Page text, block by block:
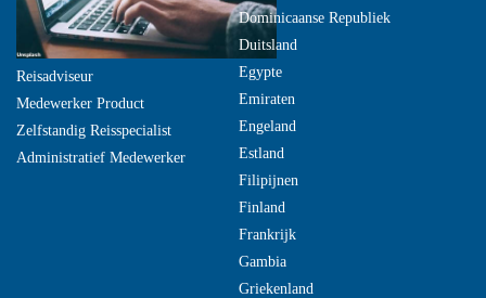
Reisadviseur
Medewerker Product
Zelfstandig Reisspecialist
Administratief Medewerker
Dominicaanse Republiek
Duitsland
Egypte
Emiraten
Engeland
Estland
Filipijnen
Finland
Frankrijk
Gambia
Griekenland